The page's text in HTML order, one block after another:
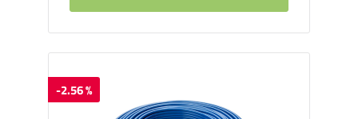
-2.56 %